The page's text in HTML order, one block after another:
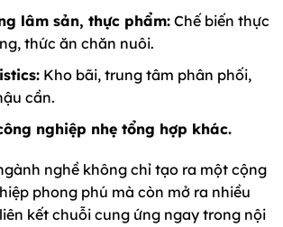
lâm sản, thực phẩm:Chế biến thực
thức ăn chăn nuôi.
Kho bãi, trung tâm phân phối,
cần.
nghiệp nhẹ tổng hợp khác.
nghề không chỉ tạo ra một cộng
phong phú mà còn mở ra nhiều
kết chuỗi cung ứng ngay trong nội